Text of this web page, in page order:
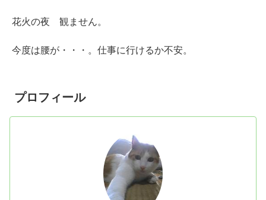
花火の夜 観ません。
今度は腰が・・・。仕事に行けるか不安。
プロフィール